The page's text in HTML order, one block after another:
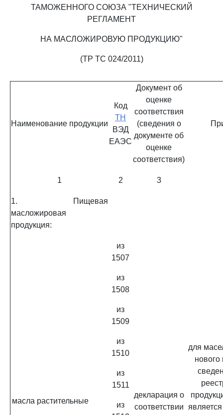
ТАМОЖЕННОГО СОЮЗА "ТЕХНИЧЕСКИЙ
РЕГЛАМЕНТ
НА МАСЛОЖИРОВУЮ ПРОДУКЦИЮ"
(ТР ТС 024/2011)
Наименование продукции
Код
ТН
ВЭД
ЕАЭС
Документ об
оценке
соответствия
(сведения о
документе об
оценке
соответствия)
1 2 3
1. Пищевая
масложировая
продукция:
масла растительные
из
1507
из
1508
из
1509
из
1510
из
1511
из
декларация о
соответствии
для
нового